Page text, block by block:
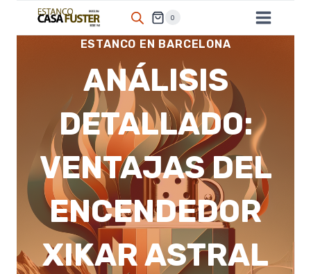
0
ESTANCO EN BARCELONA
ANÁLISIS
DETALLADO:
VENTAJAS DEL
ENCENDEDOR
XIKAR ASTRAL